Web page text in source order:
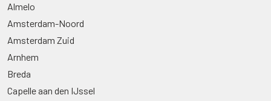
Almelo
Amsterdam-Noord
Amsterdam Zuid
Arnhem
Breda
Capelle aan den IJssel